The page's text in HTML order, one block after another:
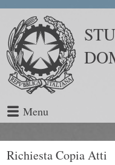
Menu
Richiesta Copia Atti